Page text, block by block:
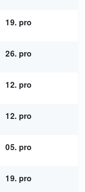
19. pro
26. pro
12. pro
12. pro
05. pro
19. pro